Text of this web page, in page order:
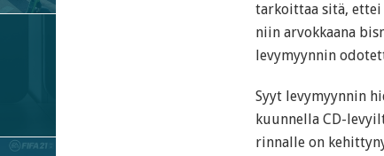
tarkoittaa sitä, ettei
niin arvokkaana
levymyynnin
Syyt levymyynnin
kuunnella CD-
rinnalle on